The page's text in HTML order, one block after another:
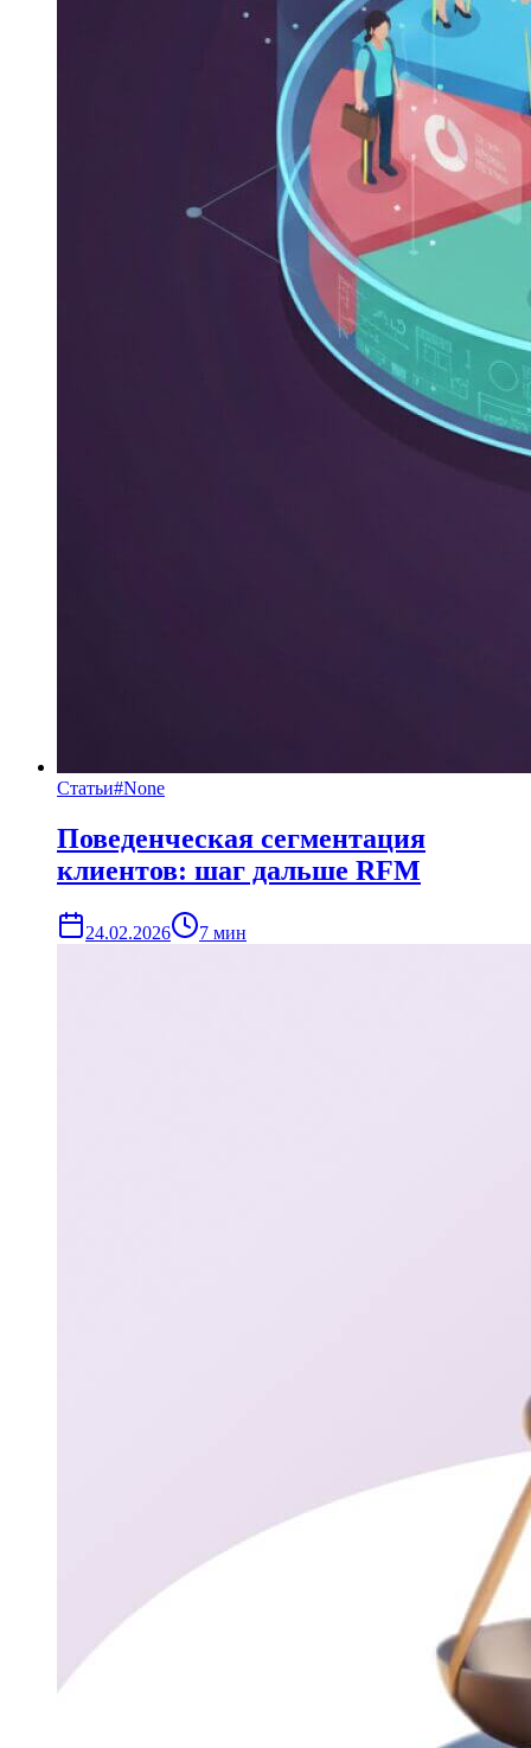
Статьи#None
Поведенческая сегментация
клиентов: шаг дальше RFM
24.02.2026 7 мин